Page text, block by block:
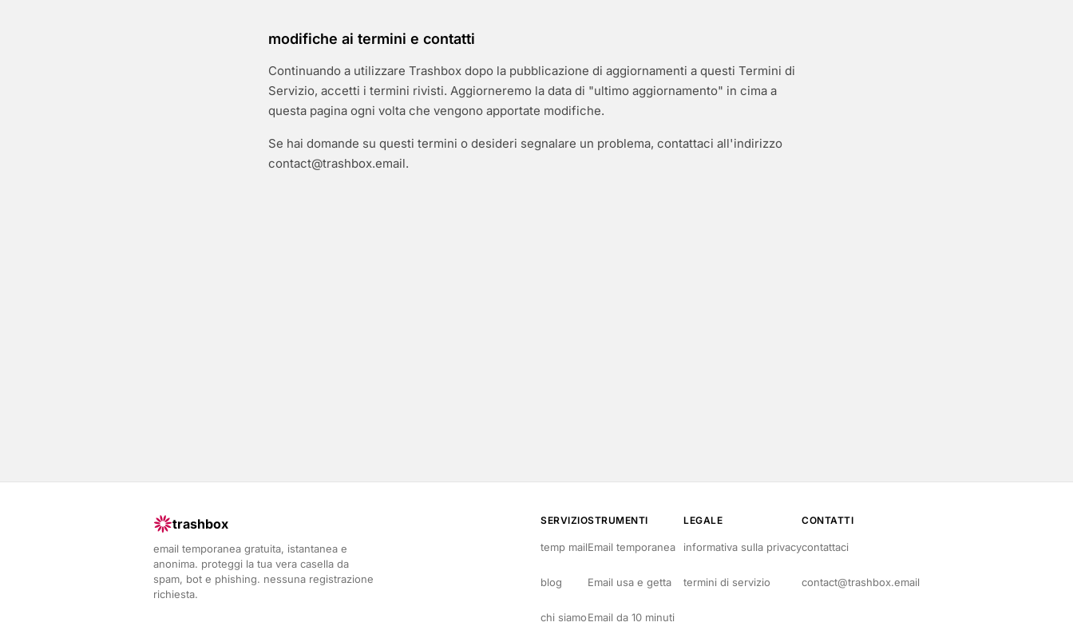
modifiche ai termini e contatti
Continuando a utilizzare Trashbox dopo la pubblicazione di aggiornamenti a questi Termini di
Servizio, accetti i termini rivisti. Aggiorneremo la data di "ultimo aggiornamento" in cima a
questa pagina ogni volta che vengono apportate modifiche.
Se hai domande su questi termini o desideri segnalare un problema, contattaci all'indirizzo
contact@trashbox.email.
trashbox
email temporanea gratuita, istantanea e
anonima. proteggi la tua vera casella da
spam, bot e phishing. nessuna registrazione
richiesta.
SERVIZIO
temp mail
blog
chi siamo
STRUMENTI
Email temporanea
Email usa e getta
Email da 10 minuti
LEGALE
informativa sulla privacy
termini di servizio
CONTATTI
contattaci
contact@trashbox.email